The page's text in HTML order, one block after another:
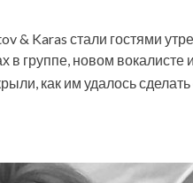
& Karas стали гостями
в группе, новом
как им удалось